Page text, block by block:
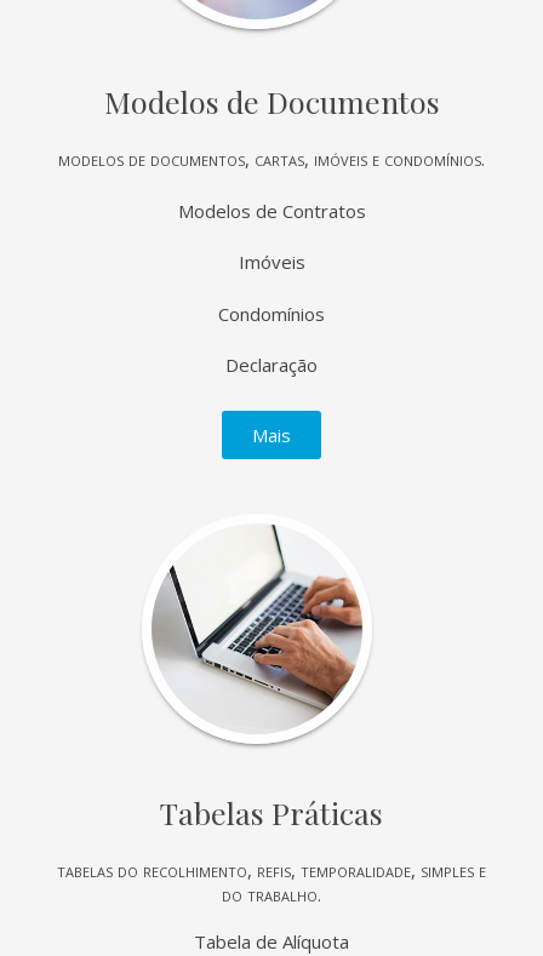
Modelos de Documentos
modelos de documentos, cartas, imóveis e condomínios.
Modelos de Contratos
Imóveis
Condomínios
Declaração
Mais
Tabelas Práticas
tabelas do recolhimento, refis, temporalidade, simples e
do trabalho.
Tabela de Alíquota